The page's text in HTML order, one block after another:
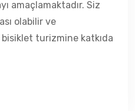
amaçlamaktadır. Siz
olabilir ve
turizmine katkıda